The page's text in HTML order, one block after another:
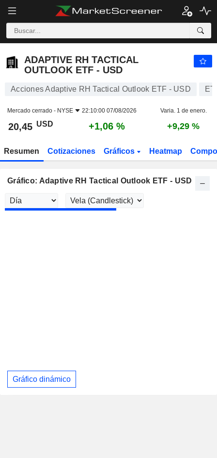
ADAPTIVE RH TACTICAL
OUTLOOK ETF - USD
Acciones Adaptive RH Tactical Outlook ETF - USD
Mercado cerrado - NYSE 22:10:00 07/08/2026 Varia. 1 de enero.
20,45 USD +1,06 % +9,29 %
Resumen Cotizaciones Gráficos Heatmap
Gráfico: Adaptive RH Tactical Outlook ETF - USD
Gráfico dinámico